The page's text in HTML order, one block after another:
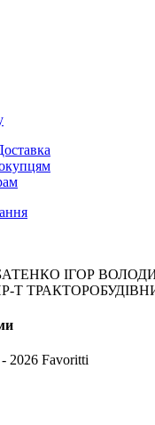
ІГОР
Т
2026 Favoritti